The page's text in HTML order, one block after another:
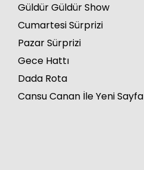
Güldür Güldür Show
Cumartesi Sürprizi
Pazar Sürprizi
Gece Hattı
Dada Rota
Cansu Canan İle Yeni Sayfa